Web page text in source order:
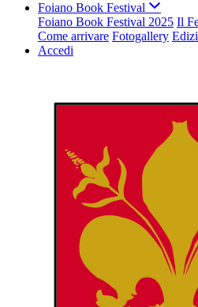
Foiano Book Festival
Foiano Book Festival 2025 Il
Come arrivare Fotogallery
Accedi